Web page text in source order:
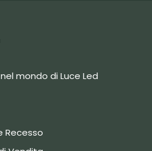
mondo di Luce Led
Recesso